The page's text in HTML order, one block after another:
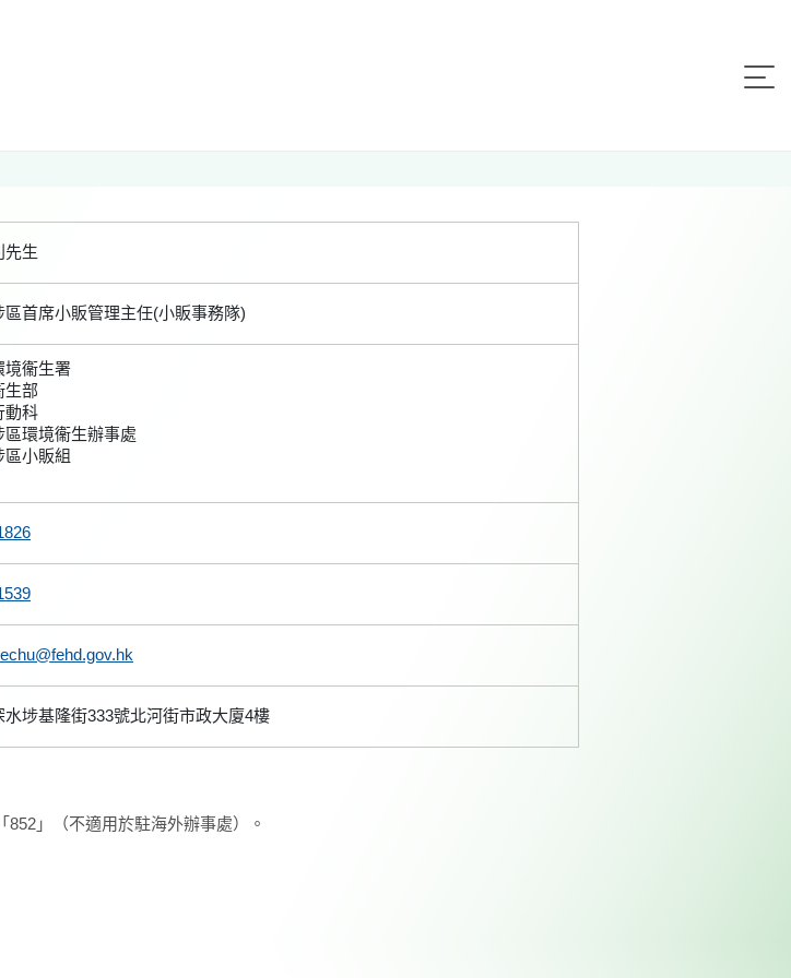
先生
區首席小販管理主任(小販事務隊)
境衞生署
生部
動科
區環境衞生辦事處
區小販組
水埗基隆街333號北河街市政大廈4樓
」（不適用於駐海外辦事處）。